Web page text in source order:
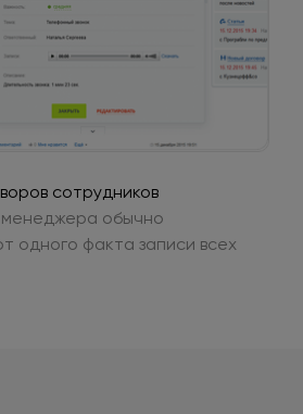
сотрудников
обычно
одного факта записи всех